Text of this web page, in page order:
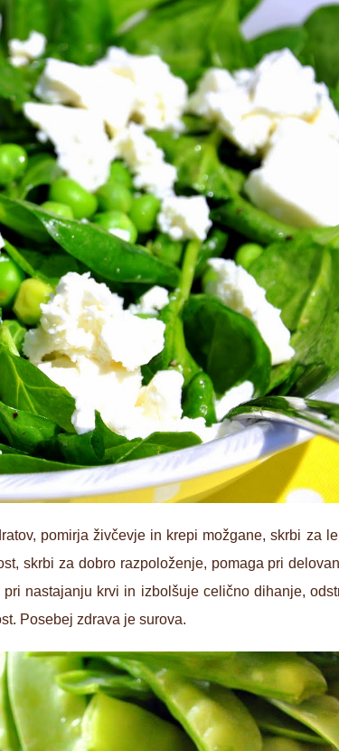
pomirja živčevje in krepi možgane, skrbi za
skrbi za dobro razpoloženje, pomaga pri
nastajanju krvi in izbolšuje celično dihanje,
Posebej zdrava je surova.